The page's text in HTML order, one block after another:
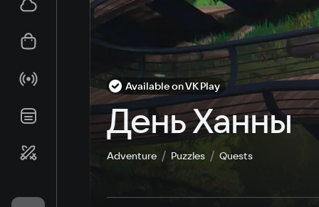
Available on VK Play
День Ханны
Adventure Puzzles Quests